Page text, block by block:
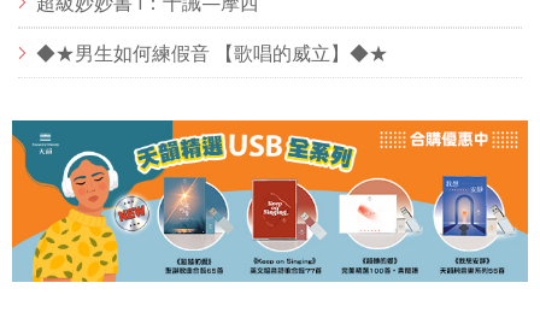
◆★男生如何練假音 【歌唱的威立】◆★